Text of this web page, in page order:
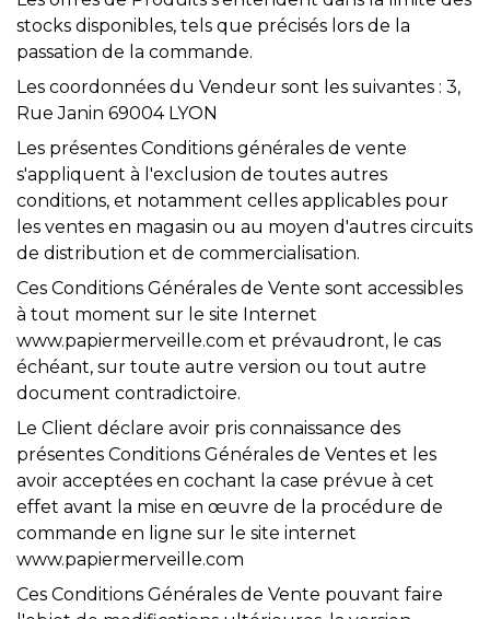
stocks disponibles, tels que précisés lors de la
passation de la commande.
Les coordonnées du Vendeur sont les suivantes : 3,
Rue Janin 69004 LYON
Les présentes Conditions générales de vente
s'appliquent à l'exclusion de toutes autres
conditions, et notamment celles applicables pour
les ventes en magasin ou au moyen d'autres circuits
de distribution et de commercialisation.
Ces Conditions Générales de Vente sont accessibles
à tout moment sur le site Internet
www.papiermerveille.com et prévaudront, le cas
échéant, sur toute autre version ou tout autre
document contradictoire.
Le Client déclare avoir pris connaissance des
présentes Conditions Générales de Ventes et les
avoir acceptées en cochant la case prévue à cet
effet avant la mise en œuvre de la procédure de
commande en ligne sur le site internet
www.papiermerveille.com
Ces Conditions Générales de Vente pouvant faire